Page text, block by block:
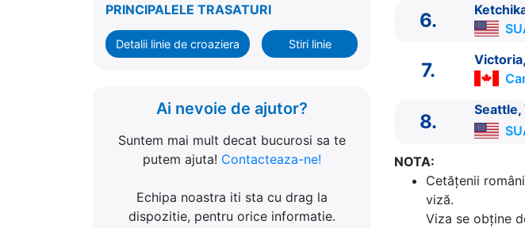
PRINCIPALELE TRASATURI
Detalii linie de croaziera Stiri linie
Ai nevoie de ajutor?
Suntem mai mult decat bucurosi sa te
putem ajuta! Contacteaza-ne!
Echipa noastra iti sta cu drag la
dispozitie, pentru orice informatie.
Seattle,
Zi de navigare
Sitka, Alaska
Juneau, Alaska
0:00
5. Icy Strait Point,
7. Victoria, British
8.
Seattle,
6.
7.
8.
Seattle,
NOTA:
Cetăţenii
viză.
Viza se obține